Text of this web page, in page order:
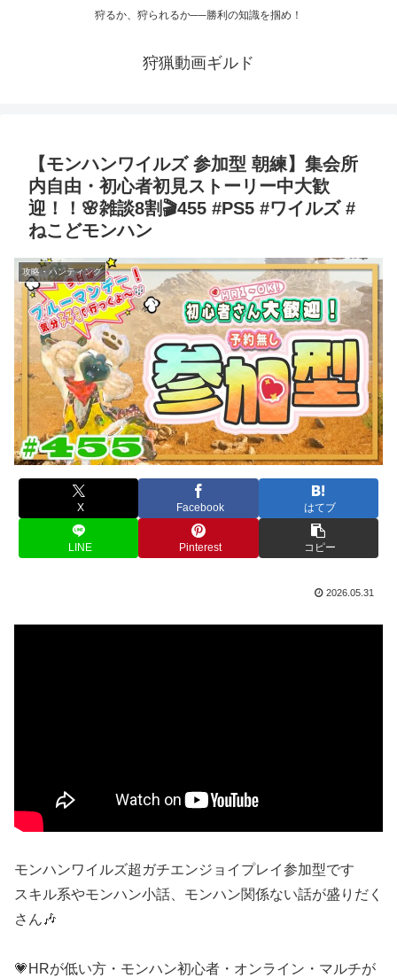
狩るか、狩られるか──勝利の知識を掴め！
狩猟動画ギルド
【モンハンワイルズ 参加型 朝練】集会所
内自由・初心者初見ストーリー中大歓
迎！！🌸雑談8割🎬455 #PS5 #ワイルズ #
ねこどモンハン
攻略・ハンティング
X Facebook はてブ
LINE Pinterest コピー
2026.05.31
モンハンワイルズ超ガチエンジョイプレイ参加型です
スキル系やモンハン小話、モンハン関係ない話が盛りだく
さん🎶
💗HRが低い方・モンハン初心者・オンライン・マルチが